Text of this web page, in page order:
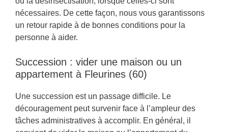
nécessaires. De cette façon, nous vous garantissons
un retour rapide à de bonnes conditions pour la
personne à aider.
Succession : vider une maison ou un
appartement à Fleurines (60)
Une succession est un passage difficile. Le
découragement peut survenir face à l’ampleur des
tâches administratives à accomplir. En général, il